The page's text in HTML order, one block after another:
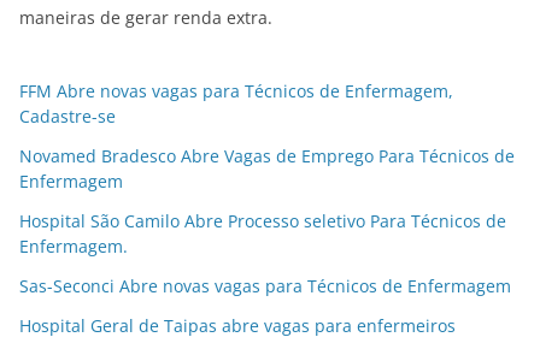
maneiras de gerar renda extra.
FFM Abre novas vagas para Técnicos de Enfermagem,
Cadastre-se
Novamed Bradesco Abre Vagas de Emprego Para Técnicos de
Enfermagem
Hospital São Camilo Abre Processo seletivo Para Técnicos de
Enfermagem.
Sas-Seconci Abre novas vagas para Técnicos de Enfermagem
Hospital Geral de Taipas abre vagas para enfermeiros